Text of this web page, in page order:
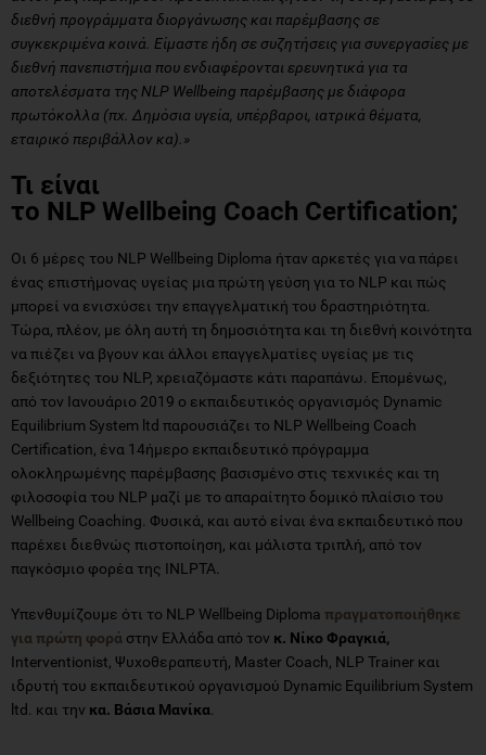
διεθνή προγράμματα διοργάνωσης και παρέμβασης σε
συγκεκριμένα κοινά. Είμαστε ήδη σε συζητήσεις για συνεργασίες με
διεθνή πανεπιστήμια που ενδιαφέρονται ερευνητικά για τα
αποτελέσματα της NLP Wellbeing παρέμβασης με διάφορα
πρωτόκολλα (πχ. Δημόσια υγεία, υπέρβαροι, ιατρικά θέματα,
εταιρικό περιβάλλον κα).»
Τι είναι
το NLP Wellbeing Coach Certification;
Οι 6 μέρες του NLP Wellbeing Diploma ήταν αρκετές για να πάρει
ένας επιστήμονας υγείας μια πρώτη γεύση για το NLP και πώς
μπορεί να ενισχύσει την επαγγελματική του δραστηριότητα.
Τώρα, πλέον, με όλη αυτή τη δημοσιότητα και τη διεθνή κοινότητα
να πιέζει να βγουν και άλλοι επαγγελματίες υγείας με τις
δεξιότητες του NLP, χρειαζόμαστε κάτι παραπάνω. Επομένως,
από τον Ιανουάριο 2019 ο εκπαιδευτικός οργανισμός Dynamic
Equilibrium System ltd παρουσιάζει το NLP Wellbeing Coach
Certification, ένα 14ήμερο εκπαιδευτικό πρόγραμμα
ολοκληρωμένης παρέμβασης βασισμένο στις τεχνικές και τη
φιλοσοφία του NLP μαζί με το απαραίτητο δομικό πλαίσιο του
Wellbeing Coaching. Φυσικά, και αυτό είναι ένα εκπαιδευτικό που
παρέχει διεθνώς πιστοποίηση, και μάλιστα τριπλή, από τον
παγκόσμιο φορέα της INLPTA.
Υπενθυμίζουμε ότι το NLP Wellbeing Diploma πραγματοποιήθηκε
για πρώτη φορά στην Ελλάδα από τον κ. Νίκο Φραγκιά,
Interventionist, Ψυχοθεραπευτή, Master Coach, NLP Trainer και
ιδρυτή του εκπαιδευτικού οργανισμού Dynamic Equilibrium System
ltd. και την κα. Βάσια Μανίκα